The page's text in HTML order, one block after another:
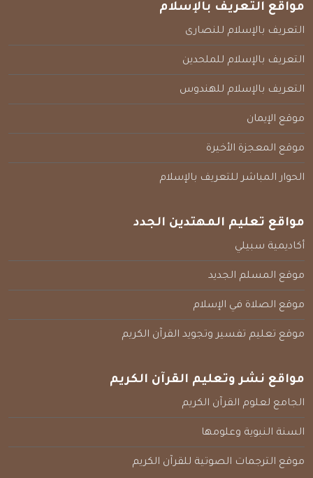
مواقع التعريف بالإسلام
التعريف بالإسلام للنصارى
التعريف بالإسلام للملحدين
التعريف بالإسلام للهندوس
موقع الإيمان
موقع المعجزة الأخيرة
الحوار المباشر للتعريف بالإسلام
مواقع تعليم المهتدين الجدد
أكاديمية سبيلي
موقع المسلم الجديد
موقع الصلاة في الإسلام
موقع تعليم تفسير وتجويد القرآن الكريم
مواقع نشر وتعليم القرآن الكريم
الجامع لعلوم القرآن الكريم
السنة النبوية وعلومها
موقع الترجمات الصوتية للقرآن الكريم